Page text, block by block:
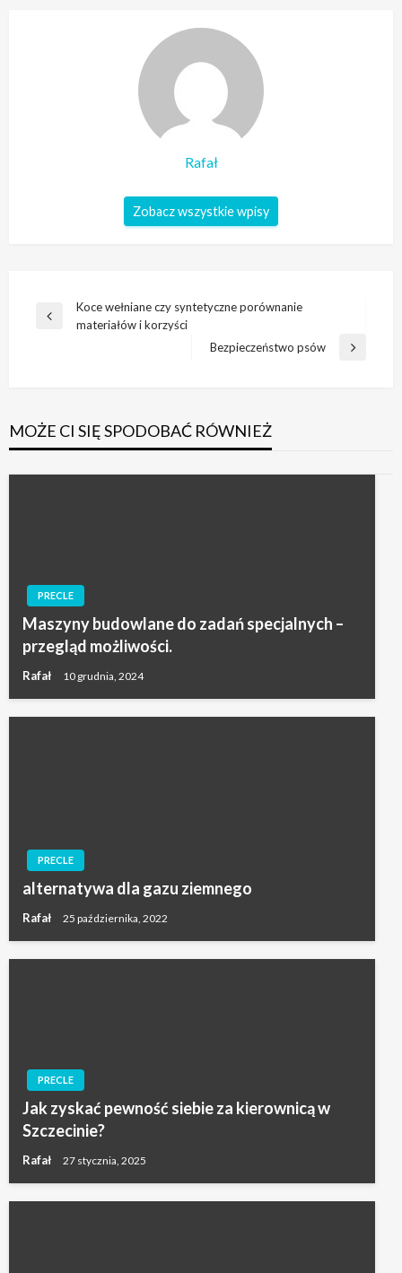
Rafał
Zobacz wszystkie wpisy
Nawigacja
wpisu
Poprzedni
Koce wełniane czy syntetyczne porównanie
materiałów i korzyści
Następny
Bezpieczeństwo psów
MOŻE CI SIĘ SPODOBAĆ RÓWNIEŻ
PRECLE
Maszyny budowlane do zadań specjalnych –
przegląd możliwości.
Rafał 10 grudnia, 2024
PRECLE
alternatywa dla gazu ziemnego
Rafał 25 października, 2022
PRECLE
Jak zyskać pewność siebie za kierownicą w
Szczecinie?
Rafał 27 stycznia, 2025